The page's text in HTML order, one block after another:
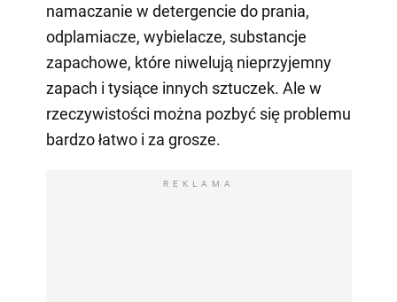
namaczanie w detergencie do prania,
odplamiacze, wybielacze, substancje
zapachowe, które niwelują nieprzyjemny
zapach i tysiące innych sztuczek. Ale w
rzeczywistości można pozbyć się problemu
bardzo łatwo i za grosze.
REKLAMA